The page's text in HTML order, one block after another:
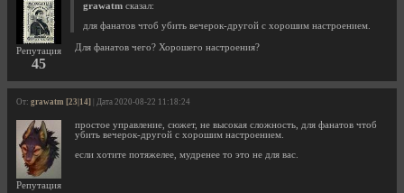
Репутация
45
grawatm сказал:
для фанатов чтоб убить вечерок-другой с хорошим настроением.
Для фанатов чего? Хорошего настроения?
От: grawatm [23|14] | Дата 2020-08-22 11:18:24
Репутация
простое управление, сюжет, не высокая сложность, для фанатов чтоб
убить вечерок-другой с хорошим настроением.
если хотите потяжелее, мудренее то это не для вас.